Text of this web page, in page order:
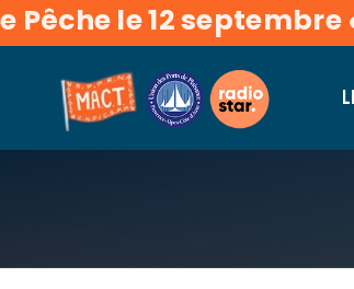
le 12 septembre●